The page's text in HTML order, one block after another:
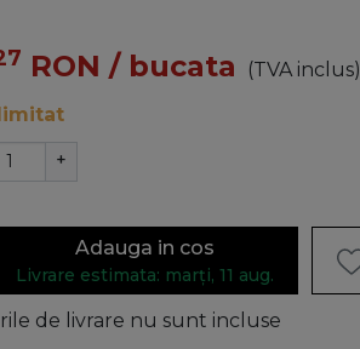
RON / bucata
(TVA inclus)
+
Adauga in cos
Livrare estimata: marți, 11 aug.
de livrare nu sunt incluse